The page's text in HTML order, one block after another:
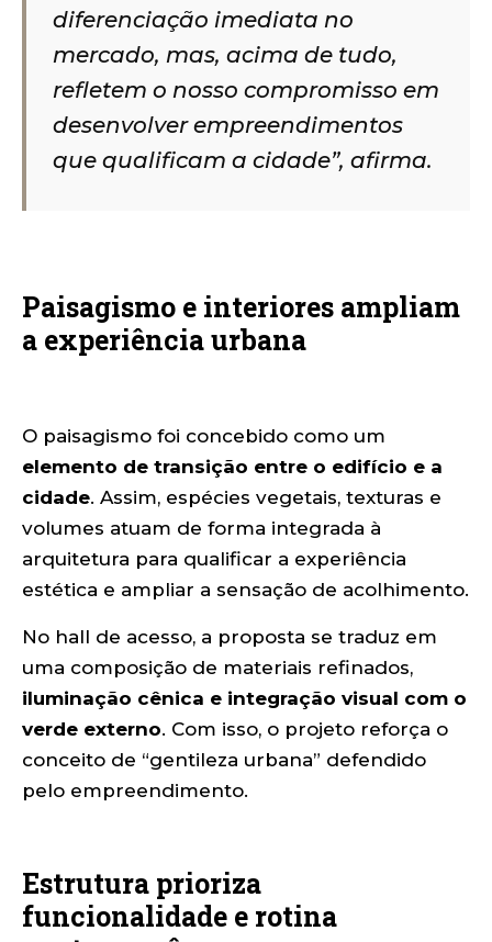
diferenciação imediata no
mercado, mas, acima de tudo,
refletem o nosso compromisso em
desenvolver empreendimentos
que qualificam a cidade”, afirma.
Paisagismo e interiores ampliam
a experiência urbana
O paisagismo foi concebido como um
elemento de transição entre o edifício e a
cidade. Assim, espécies vegetais, texturas e
volumes atuam de forma integrada à
arquitetura para qualificar a experiência
estética e ampliar a sensação de acolhimento.
No hall de acesso, a proposta se traduz em
uma composição de materiais refinados,
iluminação cênica e integração visual com o
verde externo. Com isso, o projeto reforça o
conceito de “gentileza urbana” defendido
pelo empreendimento.
Estrutura prioriza
funcionalidade e rotina